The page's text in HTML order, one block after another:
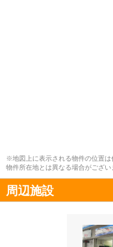
※地図上に表示される物件の位置
物件所在地とは異なる場合がござい
周辺施設